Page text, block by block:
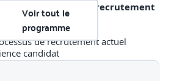
son processus de recrutement
de recrutement actuel
candidat
pour optimiser son processus
Voir tout le
programme